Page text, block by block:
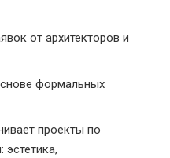
от архитекторов и
формальных
проекты по
эстетика,